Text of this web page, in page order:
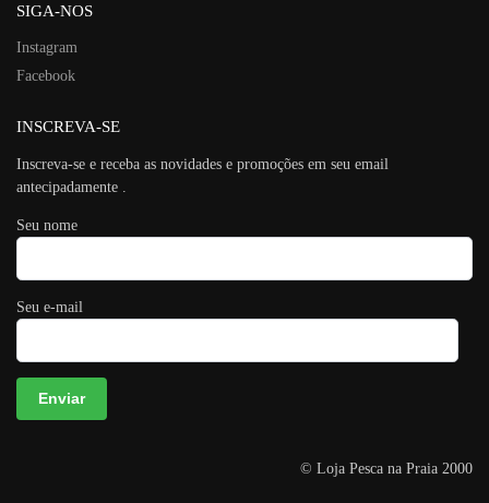
SIGA-NOS
Instagram
Facebook
INSCREVA-SE
Inscreva-se e receba as novidades e promoções em seu email
antecipadamente .
Seu nome
Seu e-mail
© Loja Pesca na Praia 2000